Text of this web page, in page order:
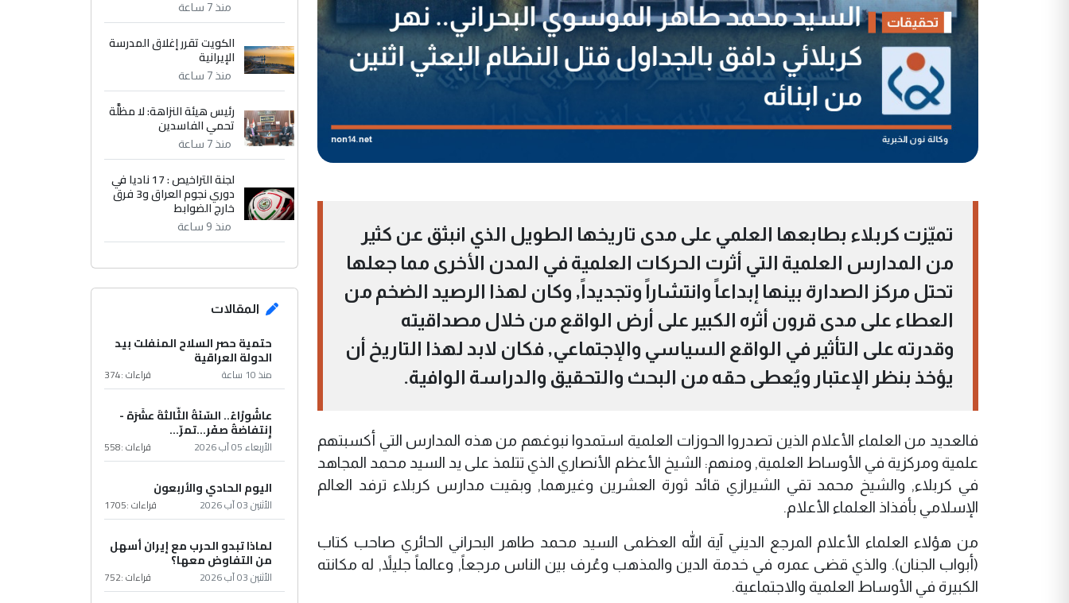
تميّزت كربلاء بطابعها العلمي على مدى تاريخها الطويل الذي انبثق عن كثير
من المدارس العلمية التي أثرت الحركات العلمية في المدن الأخرى مما جعلها
تحتل مركز الصدارة بينها إبداعاً وانتشاراً وتجديداً, وكان لهذا الرصيد الضخم من
العطاء على مدى قرون أثره الكبير على أرض الواقع من خلال مصداقيته
وقدرته على التأثير في الواقع السياسي والإجتماعي, فكان لابد لهذا التاريخ أن
يؤخذ بنظر الإعتبار ويُعطى حقه من البحث والتحقيق والدراسة الوافية.
فالعديد من العلماء الأعلام الذين تصدروا الحوزات العلمية استمدوا نبوغهم من هذه المدارس التي أكسبتهم
علمية ومركزية في الأوساط العلمية, ومنهم: الشيخ الأعظم الأنصاري الذي تتلمذ على يد السيد محمد المجاهد
في كربلاء, والشيخ محمد تقي الشيرازي قائد ثورة العشرين وغيرهما, وبقيت مدارس كربلاء ترفد العالم
الإسلامي بأفذاذ العلماء الأعلام.
من هؤلاء العلماء الأعلام المرجع الديني آية الله العظمى السيد محمد طاهر البحراني الحائري صاحب كتاب
(أبواب الجنان). والذي قضى عمره في خدمة الدين والمذهب وعُرف بين الناس مرجعاً, وعالماً جليلاً, له مكانته
الكبيرة في الأوساط العلمية والاجتماعية.
منذ 7 ساعة
الكويت تقرر إغلاق المدرسة
الإيرانية
منذ 7 ساعة
رئيس هيئة النزاهة: لا مظلَّة
تحمي الفاسدين
منذ 7 ساعة
لجنة التراخيص : 17 ناديا في
دوري نجوم العراق و3 فرق
خارج الضوابط
منذ 9 ساعة
المقالات
حتمية حصر السلاح المنفلت بيد
الدولة العراقية
منذ 10 ساعة قراءات :374
عاشُورْاءُ.. السّنَةُ الثّالثةَ عشَرَة -
إِنتفاضةُ صفَر…تمرّ...
الأربعاء 05 آب 2026 قراءات :558
اليوم الحادي والأربعون
الأثنين 03 آب 2026 قراءات :1705
لماذا تبدو الحرب مع إيران أسهل
من التفاوض معها؟
الأثنين 03 آب 2026 قراءات :752